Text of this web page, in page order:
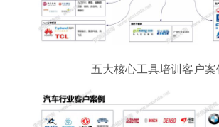
五大核心工具培训客户案